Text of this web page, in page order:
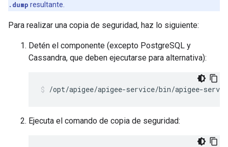
.dump resultante.
Para realizar una copia de seguridad, haz lo siguiente:
Detén el componente (excepto PostgreSQL y
Cassandra, que deben ejecutarse para alternativa):
/opt/apigee/apigee-service/bin/apigee-
Ejecuta el comando de copia de seguridad: